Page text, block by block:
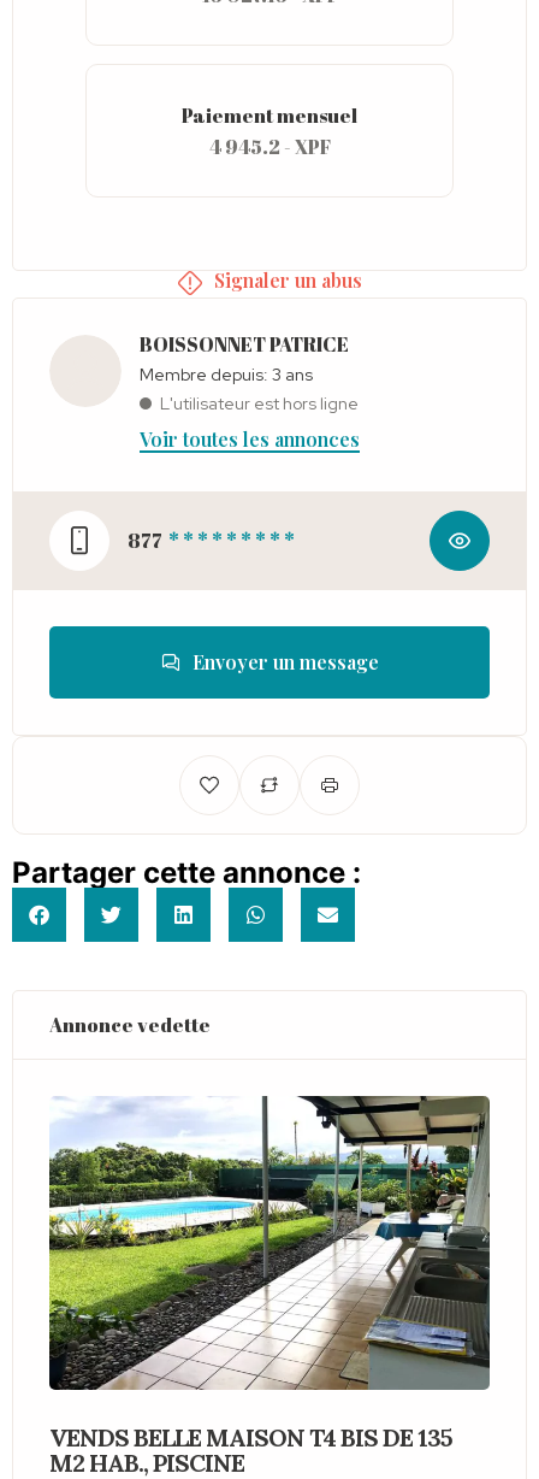
Paiement mensuel
4 945.2 - XPF
Signaler un abus
BOISSONNET PATRICE
Membre depuis: 3 ans
L'utilisateur est hors ligne
Voir toutes les annonces
877 * * * * * * * * *
Envoyer un message
Partager cette annonce :
Annonce vedette
VENDS BELLE MAISON T4 BIS DE 135
M2 HAB., PISCINE